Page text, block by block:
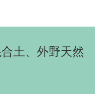
土、外野天然